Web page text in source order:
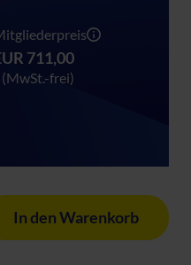
711,00
(MwSt.-frei)
In den Warenkorb